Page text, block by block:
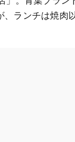
ランチは焼肉